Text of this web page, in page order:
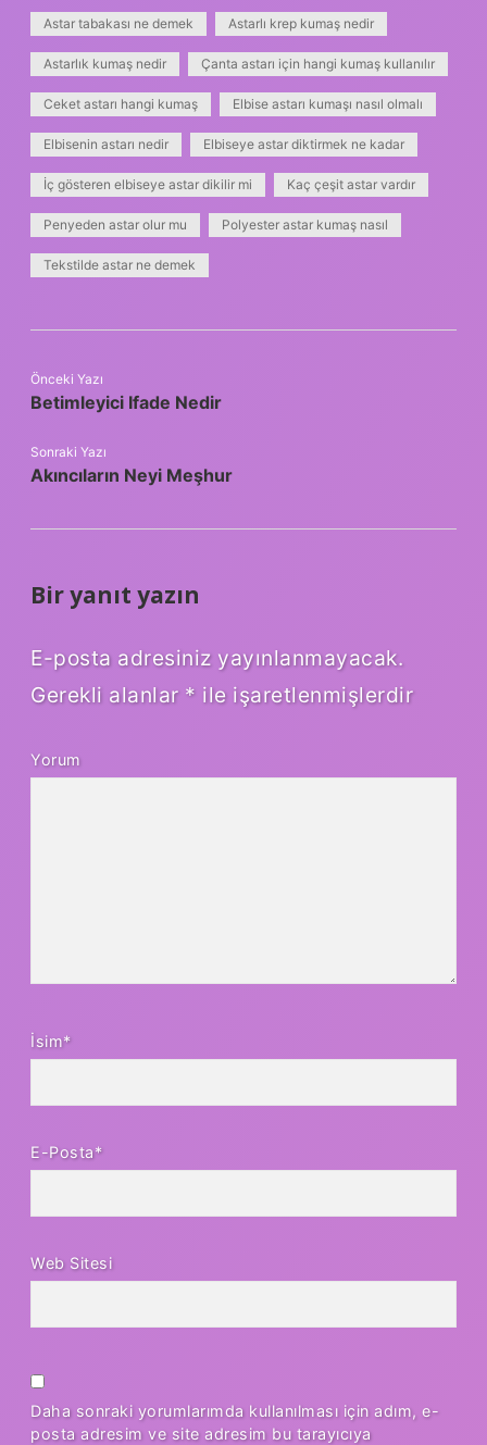
Astar tabakası ne demek Astarlı krep kumaş nedir
Astarlık kumaş nedir Çanta astarı için hangi kumaş kullanılır
Ceket astarı hangi kumaş Elbise astarı kumaşı nasıl olmalı
Elbisenin astarı nedir Elbiseye astar diktirmek ne kadar
İç gösteren elbiseye astar dikilir mi Kaç çeşit astar vardır
Penyeden astar olur mu Polyester astar kumaş nasıl
Tekstilde astar ne demek
Önceki Yazı
Betimleyici Ifade Nedir
Sonraki Yazı
Akıncıların Neyi Meşhur
Bir yanıt yazın
E-posta adresiniz yayınlanmayacak.
Gerekli alanlar * ile işaretlenmişlerdir
Yorum
İsim*
E-Posta*
Web Sitesi
Daha sonraki yorumlarımda kullanılması için adım, e-
posta adresim ve site adresim bu tarayıcıya